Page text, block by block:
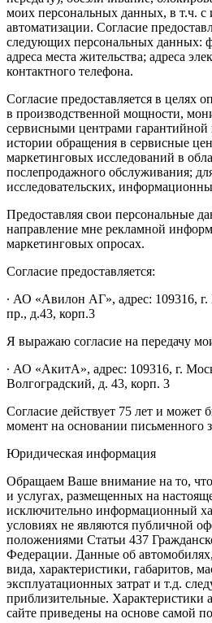
моих персональных данных, в т.ч. с
автоматизации. Согласие
следующих персональных данных:
адреса места жительства; адреса
контактного телефона.
Согласие предоставляется в целях
в производственной мощности,
сервисными центрами гарантийной
истории обращения в сервисные
маркетинговых исследований в
послепродажного обслуживания;
исследовательских,
Предоставляя свои персональные
направление мне рекламной
маркетинговых опросах.
Согласие предоставляется:
∙ АО «Авилон АГ», адрес: 109316,
пр., д.43, корп.3
Я выражаю согласие на передачу
∙ АО «АкитА», адрес: 109316, г.
Волгоградский, д. 43, корп. 3
Согласие действует 75 лет и может
момент на основании письменного
Юридическая информация
Обращаем Ваше внимание на то, что
и услугах, размещенных на
исключительно информационный
условиях не являются публичной
положениями Статьи 437
Федерации. Данные об
вида, характеристики, габаритов,
эксплуатационных затрат и т.д.
приблизительные. Характеристики
сайте приведены на основе самой